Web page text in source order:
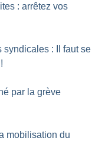
: arrêtez vos
syndicales : Il faut se
!
par la grève
mobilisation du